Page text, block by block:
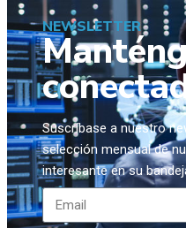
NEWSLETTER
Suscríbase a nuestro
selección mensual de
interesante en su